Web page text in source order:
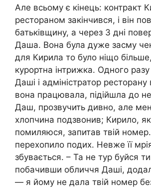
Але всьому є кінець: контракт
рестораном закінчився, і він
батьківщину, а через 3 дні
Даша. Вона була дуже засму
для Кирила то було ніщо
курортна інтрижка. Одного
Даші і адміністратор ресторану
вона працювала, підійшла до
Даш, прозвучить дивно, але
хлопчина подзвонив; Кирило,
помиляюся, запитав твій
перехопило подих. Невже її
збувається. – Та не тур буйся
побачивши обличчя Даші,
— я йому не дала твій номер